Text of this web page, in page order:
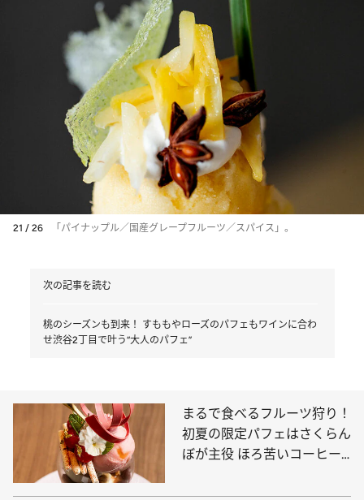
21 / 26 「パイナップル／国産グレープフルーツ／スパイス」。
次の記事を読む
桃のシーズンも到来！ すももやローズのパフェもワインに合わ
せ渋谷2丁目で叶う“大人のパフェ”
まるで食べるフルーツ狩り！
初夏の限定パフェはさくらん
ぼが主役 ほろ苦いコーヒー